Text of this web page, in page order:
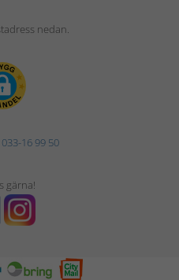
nedan.
033-16 99 50
gärna!